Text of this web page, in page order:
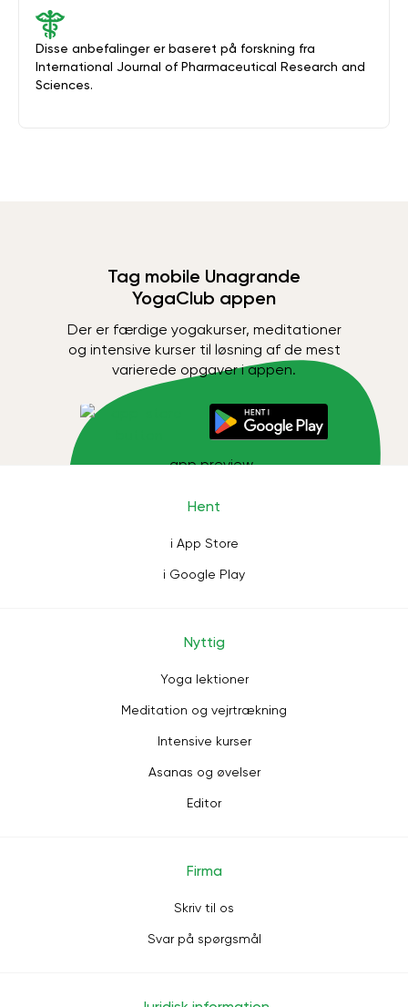
Disse anbefalinger er baseret på forskning fra
International Journal of Pharmaceutical Research and
Sciences.
Tag mobile Unagrande
YogaClub appen
Der er færdige yogakurser, meditationer
og intensive kurser til løsning af de mest
varierede opgaver i appen.
Hent
i App Store
i Google Play
Nyttig
Yoga lektioner
Meditation og vejrtrækning
Intensive kurser
Asanas og øvelser
Editor
Firma
Skriv til os
Svar på spørgsmål